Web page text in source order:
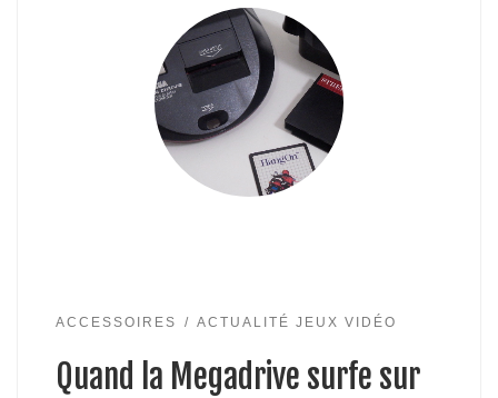
ACCESSOIRES ACTUALITÉ JEUX VIDÉO
Quand la Megadrive surfe sur